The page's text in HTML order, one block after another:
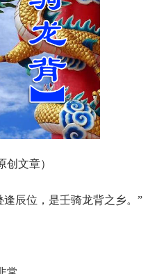
创文章）
辰位，是壬骑龙背之乡。”